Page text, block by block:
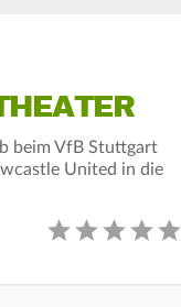
beim VfB Stuttgart
United in die